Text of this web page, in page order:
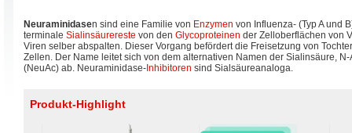
Neuraminidasen sind eine Familie von Enzymen von Influenza- (Typ A und
terminale Sialinsäurereste von den Glycoproteinen der Zelloberflächen von
Viren selber abspalten. Dieser Vorgang befördert die Freisetzung von
Zellen. Der Name leitet sich von dem alternativen Namen der Sialinsäure,
(NeuAc) ab. Neuraminidase- Inhibitoren sind Sialsäureanaloga.
Produkt-Highlight